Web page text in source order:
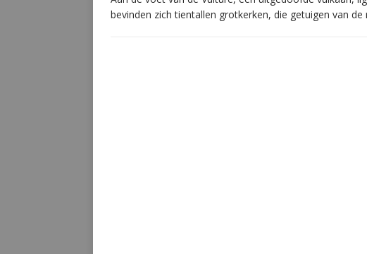
bevinden zich tientallen grotkerken, die getuigen van de